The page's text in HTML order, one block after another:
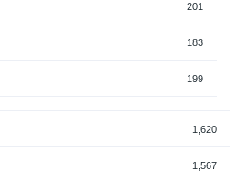
201
183
199
1,620
1,567